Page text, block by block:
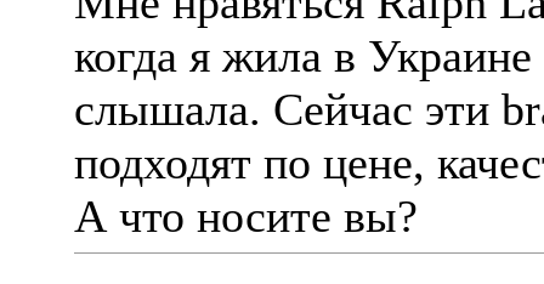
когда я жила в
слышала. Сейчас эти
подходят по цене,
А что носите вы?